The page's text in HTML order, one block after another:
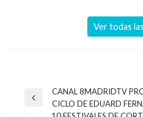
Ver todas
Navegación
Entrada
anterior
CANAL 8MADRIDTV
CICLO DE EDUARD